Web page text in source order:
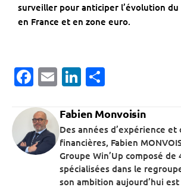
surveiller pour anticiper l’évolution du
en France et en zone euro.
Facebook
EmailLinkedIn
Fabien Monvoisin
Des années d’expérience et
financières, Fabien
Groupe Win’Up composé de
spécialisées dans le
son ambition aujourd’hui